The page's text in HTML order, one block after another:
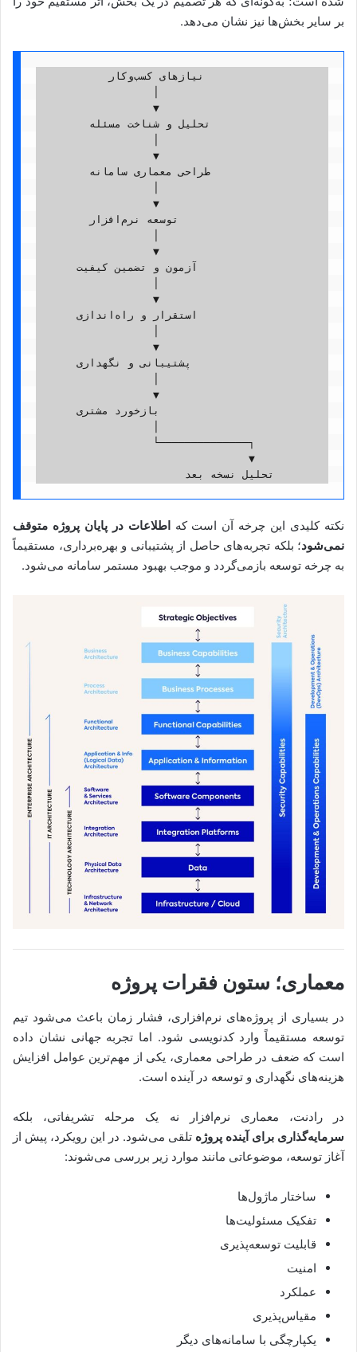
بر سایر بخش‌ها نیز نشان می‌دهد.
           نیازهای کسب‌وکار
                  ▼
        تحلیل و شناخت مسئله
                  ▼
        طراحی معماری سامانه
                  ▼
        توسعه نرم‌افزار
                  ▼
      آزمون و تضمین کیفیت
                  ▼
      استقرار و راه‌اندازی
                  ▼
      پشتیبانی و نگهداری
                  ▼
      بازخورد مشتری
                  └──────────────┐
                                 ▼
                       تحلیل نسخه بعد
نکته کلیدی این چرخه آن است کهاطلاعات در پایان پروژه متوقف
نمی‌شود؛ بلکه تجربه‌های حاصل از پشتیبانی و بهره‌برداری، مستقیماً
به چرخه توسعه بازمی‌گردد و موجب بهبود مستمر سامانه می‌شود.
معماری؛ ستون فقرات پروژه
در بسیاری از پروژه‌های نرم‌افزاری، فشار زمان باعث می‌شود تیم
توسعه مستقیماً وارد کدنویسی شود. اما تجربه جهانی نشان داده
است که ضعف در طراحی معماری، یکی از مهم‌ترین عوامل افزایش
هزینه‌های نگهداری و توسعه در آینده است.
در رادنت، معماری نرم‌افزار نه یک مرحله تشریفاتی، بلکه
سرمایه‌گذاری برای آینده پروژه تلقی می‌شود. در این رویکرد، پیش از
آغاز توسعه، موضوعاتی مانند موارد زیر بررسی می‌شوند:
ساختار ماژول‌ها
تفکیک مسئولیت‌ها
قابلیت توسعه‌پذیری
امنیت
عملکرد
مقیاس‌پذیری
یکپارچگی با سامانه‌های دیگر